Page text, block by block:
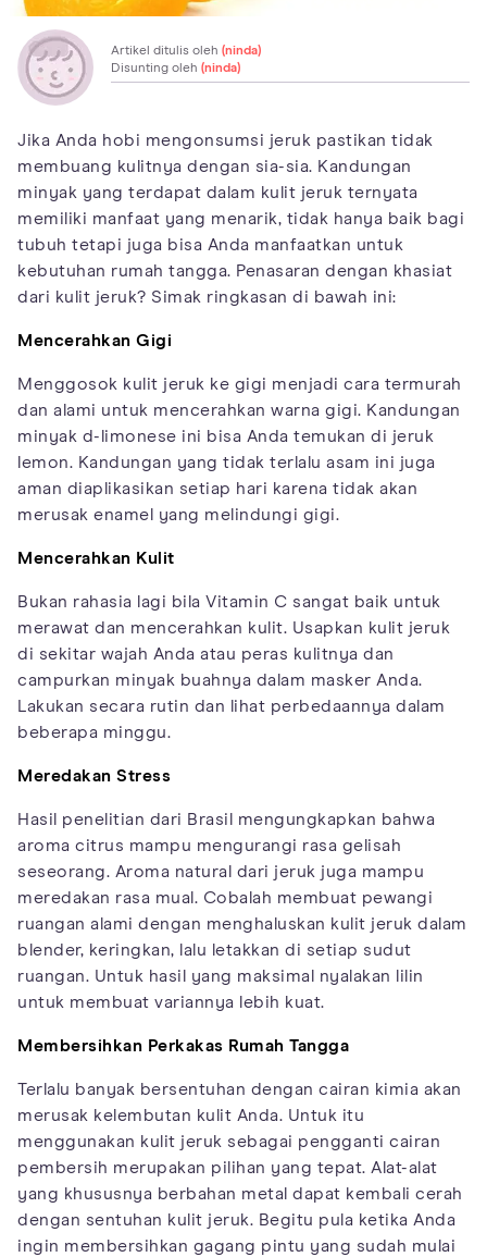
Artikel ditulis oleh (ninda)
Disunting oleh (ninda)
Jika Anda hobi mengonsumsi jeruk pastikan tidak
membuang kulitnya dengan sia-sia. Kandungan
minyak yang terdapat dalam kulit jeruk ternyata
memiliki manfaat yang menarik, tidak hanya baik bagi
tubuh tetapi juga bisa Anda manfaatkan untuk
kebutuhan rumah tangga. Penasaran dengan khasiat
dari kulit jeruk? Simak ringkasan di bawah ini:
Mencerahkan Gigi
Menggosok kulit jeruk ke gigi menjadi cara termurah
dan alami untuk mencerahkan warna gigi. Kandungan
minyak d-limonese ini bisa Anda temukan di jeruk
lemon. Kandungan yang tidak terlalu asam ini juga
aman diaplikasikan setiap hari karena tidak akan
merusak enamel yang melindungi gigi.
Mencerahkan Kulit
Bukan rahasia lagi bila Vitamin C sangat baik untuk
merawat dan mencerahkan kulit. Usapkan kulit jeruk
di sekitar wajah Anda atau peras kulitnya dan
campurkan minyak buahnya dalam masker Anda.
Lakukan secara rutin dan lihat perbedaannya dalam
beberapa minggu.
Meredakan Stress
Hasil penelitian dari Brasil mengungkapkan bahwa
aroma citrus mampu mengurangi rasa gelisah
seseorang. Aroma natural dari jeruk juga mampu
meredakan rasa mual. Cobalah membuat pewangi
ruangan alami dengan menghaluskan kulit jeruk dalam
blender, keringkan, lalu letakkan di setiap sudut
ruangan. Untuk hasil yang maksimal nyalakan lilin
untuk membuat variannya lebih kuat.
Membersihkan Perkakas Rumah Tangga
Terlalu banyak bersentuhan dengan cairan kimia akan
merusak kelembutan kulit Anda. Untuk itu
menggunakan kulit jeruk sebagai pengganti cairan
pembersih merupakan pilihan yang tepat. Alat-alat
yang khususnya berbahan metal dapat kembali cerah
dengan sentuhan kulit jeruk. Begitu pula ketika Anda
ingin membersihkan gagang pintu yang sudah mulai